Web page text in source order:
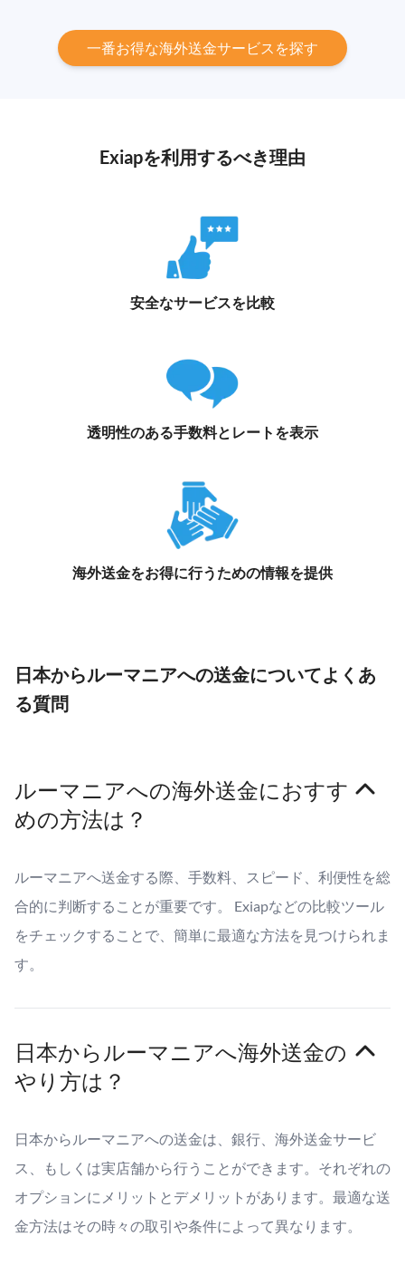
一番お得な海外送金サービスを探す
Exiapを利用するべき理由
安全なサービスを比較
透明性のある手数料とレートを表示
海外送金をお得に行うための情報を提供
日本からルーマニアへの送金についてよくあ
る質問
ルーマニアへの海外送金におすす
めの方法は？
ルーマニアへ送金する際、手数料、スピード、利便性を総
合的に判断することが重要です。 Exiapなどの比較ツール
をチェックすることで、簡単に最適な方法を見つけられま
す。
日本からルーマニアへ海外送金の
やり方は？
日本からルーマニアへの送金は、銀行、海外送金サービ
ス、もしくは実店舗から行うことができます。それぞれの
オプションにメリットとデメリットがあります。最適な送
金方法はその時々の取引や条件によって異なります。